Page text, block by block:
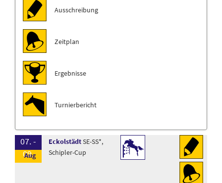
Ausschreibung
Zeitplan
Ergebnisse
Turnierbericht
07. -
09.
EckolstädtSE-SS*,
Schipler-Cup